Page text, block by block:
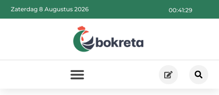
00:41:30
Zaterdag 8 Augustus 2026